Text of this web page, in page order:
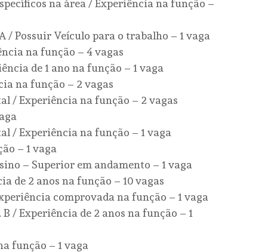
na área / Experiência na função –
/ Possuir Veículo para o trabalho – 1 vaga
na função – 4 vagas
de 1 ano na função – 1 vaga
na função – 2 vagas
/ Experiência na função – 2 vagas
/ Experiência na função – 1 vaga
– 1 vaga
– Superior em andamento – 1 vaga
de 2 anos na função – 10 vagas
comprovada na função – 1 vaga
/ Experiência de 2 anos na função – 1
função – 1 vaga